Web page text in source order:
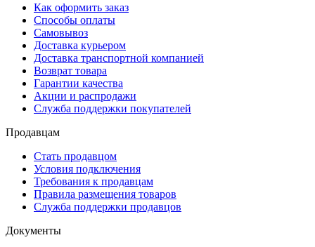
Как оформить заказ
Способы оплаты
Самовывоз
Доставка курьером
Доставка транспортной компанией
Возврат товара
Гарантии качества
Акции и распродажи
Служба поддержки покупателей
Продавцам
Стать продавцом
Условия подключения
Требования к продавцам
Правила размещения товаров
Служба поддержки продавцов
Документы